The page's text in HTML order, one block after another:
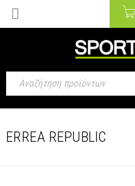
ERREA REPUBLIC